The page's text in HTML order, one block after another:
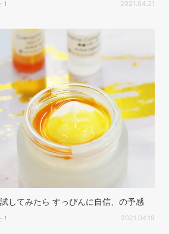
2021.04.21
してみたら すっぴんに自信、の予感
2021.04.19